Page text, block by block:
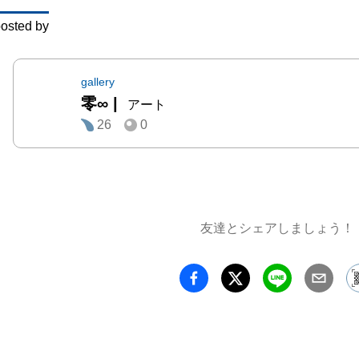
by
gallery
零∞ |
アート
26
0
友達とシェアしましょう！